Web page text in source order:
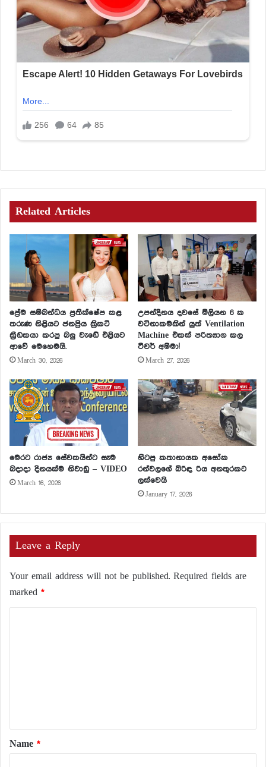
Related Articles
ප්‍රේම සම්බන්ධය ප්‍රතික්ෂේප කළ
තරුණ නිළියට ජනප්‍රිය ක්‍රිකට්
ක්‍රීඩකයා කරපු බලු වැඩේ එළියට
ආවේ මෙහෙමයි.
March 30, 2026
උපන්දිනය දවසේ මිලියන 6 ක
වටිනාකමකින් යුත් Ventilation
Machine එකක් පරිත්‍යාග කල
ටීචර් අම්මා!
March 27, 2026
මෙරට රාජ්‍ය සේවකයින්ට සෑම
බදාදා දිනයක්ම නිවාඩු – VIDEO
March 16, 2026
හිටපු කතානායක අසෝක
රන්වලගේ බිරිඳ රිය අනතුරකට
ලක්වෙයි
January 17, 2026
Leave a Reply
Your email address will not be published. Required fields are
marked *
*
Name *